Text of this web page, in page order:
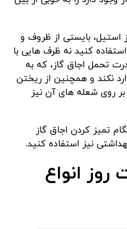
استیل، بایستی از ظروف و
کنید نه ظرف هایی با
تحمل اجاق گاز، که به
نکند و همچنین از ریختن
روی شعله های آن نیز
تمیز کردن اجاق گاز
نیز استفاده کنید.
انواع